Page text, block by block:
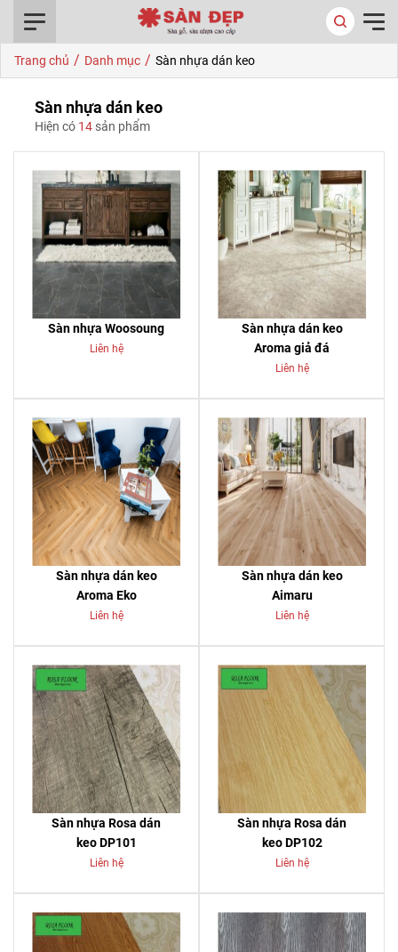
Trang chủ / Danh mục / Sàn nhựa dán keo
Sàn nhựa dán keo
Hiện có 14 sản phẩm
Sàn nhựa Woosoung
Liên hệ
Sàn nhựa dán keo
Aroma giả đá
Liên hệ
Sàn nhựa dán keo
Aroma Eko
Liên hệ
Sàn nhựa dán keo
Aimaru
Liên hệ
Sàn nhựa Rosa dán
keo DP101
Liên hệ
Sàn nhựa Rosa dán
keo DP102
Liên hệ